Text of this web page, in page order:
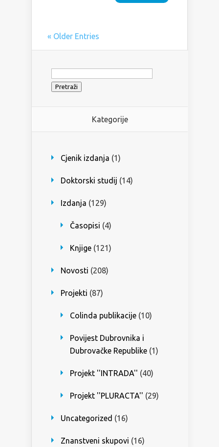
« Older Entries
Pretraži:
Kategorije
Cjenik izdanja (1)
Doktorski studij (14)
Izdanja (129)
Časopisi (4)
Knjige (121)
Novosti (208)
Projekti (87)
Colinda publikacije (10)
Povijest Dubrovnika i
Dubrovačke Republike (1)
Projekt ''INTRADA'' (40)
Projekt ''PLURACTA'' (29)
Uncategorized (16)
Znanstveni skupovi (16)